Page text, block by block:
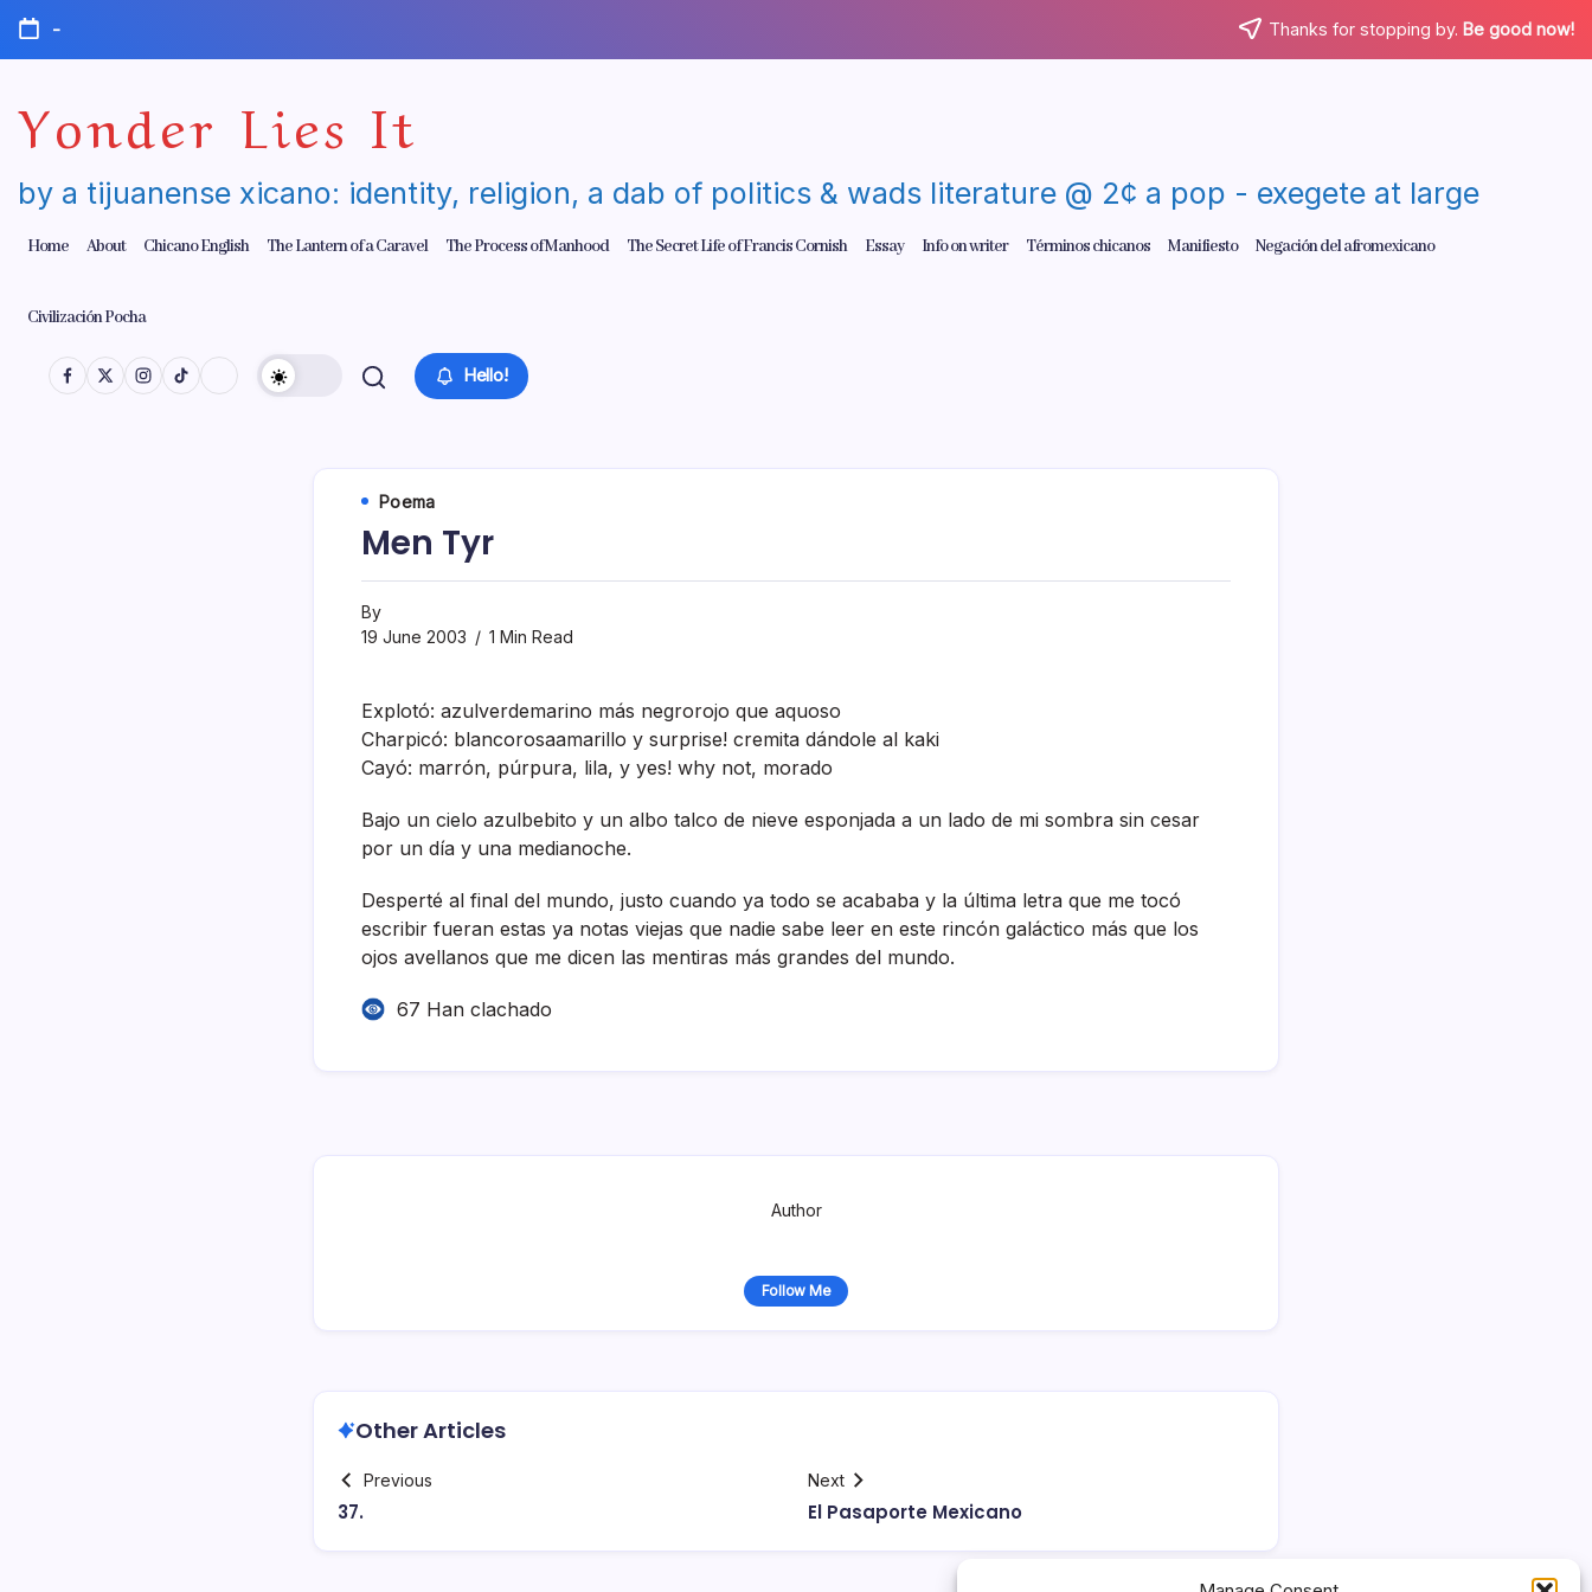
Skip
content
- Thanks for stopping by. Be good now!
Yonder Lies It
by a tijuanense xicano: identity, religion, a dab of politics & wads literature @ 2¢ a pop - exegete at large
Home About Chicano English The Lantern of a Caravel The Process of Manhood The Secret Life of Francis Cornish Essay Info on writer Términos chicanos Manifiesto Negación del afromexicano
Civilización Pocha
Hello!
Poema
Men Tyr
By
19 June 2003
1 Min Read
Explotó: azulverdemarino más negrorojo que aquoso
Charpicó: blancorosaamarillo y surprise! cremita dándole al kaki
Cayó: marrón, púrpura, lila, y yes! why not, morado
Bajo un cielo azulbebito y un albo talco de nieve esponjada a un lado de mi sombra sin cesar
por un dí­a y una medianoche.
Desperté al final del mundo, justo cuando ya todo se acababa y la última letra que me tocó
escribir fueran estas ya notas viejas que nadie sabe leer en este rincón galáctico más que los
ojos avellanos que me dicen las mentiras más grandes del mundo.
67 Han clachado
Author
Follow Me
Other Articles
Previous
37.
Next
El Pasaporte Mexicano